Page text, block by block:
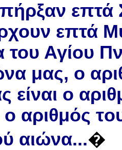
επτά
επτά
του Αγίου
μας, ο
είναι ο
αριθμός τ
αιώνα...�